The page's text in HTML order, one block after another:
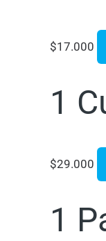
$17.000
1
$29.000
1